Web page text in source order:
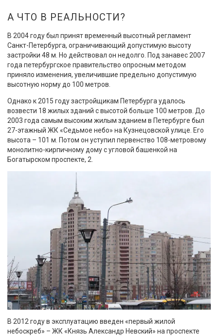
А ЧТО В РЕАЛЬНОСТИ?
В 2004 году был принят временный высотный регламент
Санкт-Петербурга, ограничивающий допустимую высоту
застройки 48 м. Но действовал он недолго. Под занавес 2007
года петербургское правительство опросным методом
приняло изменения, увеличившие предельно допустимую
высотную норму до 100 метров.
Однако к 2015 году застройщикам Петербурга удалось
возвести 18 жилых зданий с высотой больше 100 метров. До
2003 года самым высоким жилым зданием в Петербурге был
27-этажный ЖК «Седьмое небо» на Кузнецовской улице. Его
высота – 101 м. Потом он уступил первенство 108-метровому
монолитно-кирпичному дому с угловой башенкой на
Богатырском проспекте, 2.
В 2012 году в эксплуатацию введен «первый жилой
небоскреб» – ЖК «Князь Александр Невский» на проспекте